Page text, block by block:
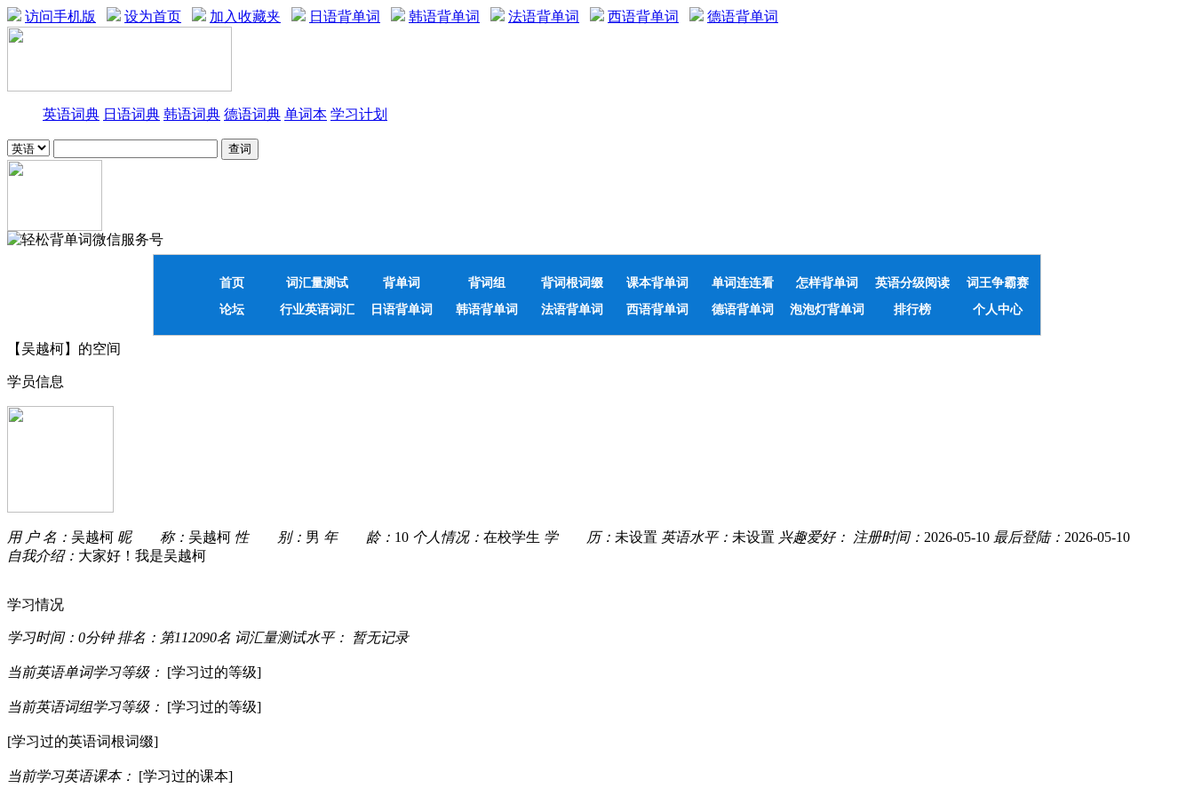
访问手机版 设为首页 加入收藏夹 日语背单词 韩语背单词 法语背单词 西语背单词 德语背单词
英语词典 日语词典 韩语词典 德语词典 单词本 学习计划
首页 词汇量测试 背单词 背词组 背词根词缀 课本背单词 单词连连看 怎样背单词 英语分级阅读
词王争霸赛
论坛
行业英语词汇 日语背单词 韩语背单词 法语背单词 西语背单词 德语背单词 泡泡灯背单词 排行榜 个人中心
【吴越柯】的空间
学员信息
用 户 名： 吴越柯 昵 称： 吴越柯 性 别： 男 年 龄： 10 个人情况： 在校学生 学 历： 未设置 英语水平： 未设置 兴趣爱好： 注册时间： 2026-05-10 最后登陆： 2026-05-10
自我介绍： 大家好！我是吴越柯
学习情况
学习时间： 0分钟 排名： 第112090名 词汇量测试水平： 暂无记录
当前英语单词学习等级： [学习过的等级]
当前英语词组学习等级： [学习过的等级]
[学习过的英语词根词缀]
当前学习英语课本： [学习过的课本]